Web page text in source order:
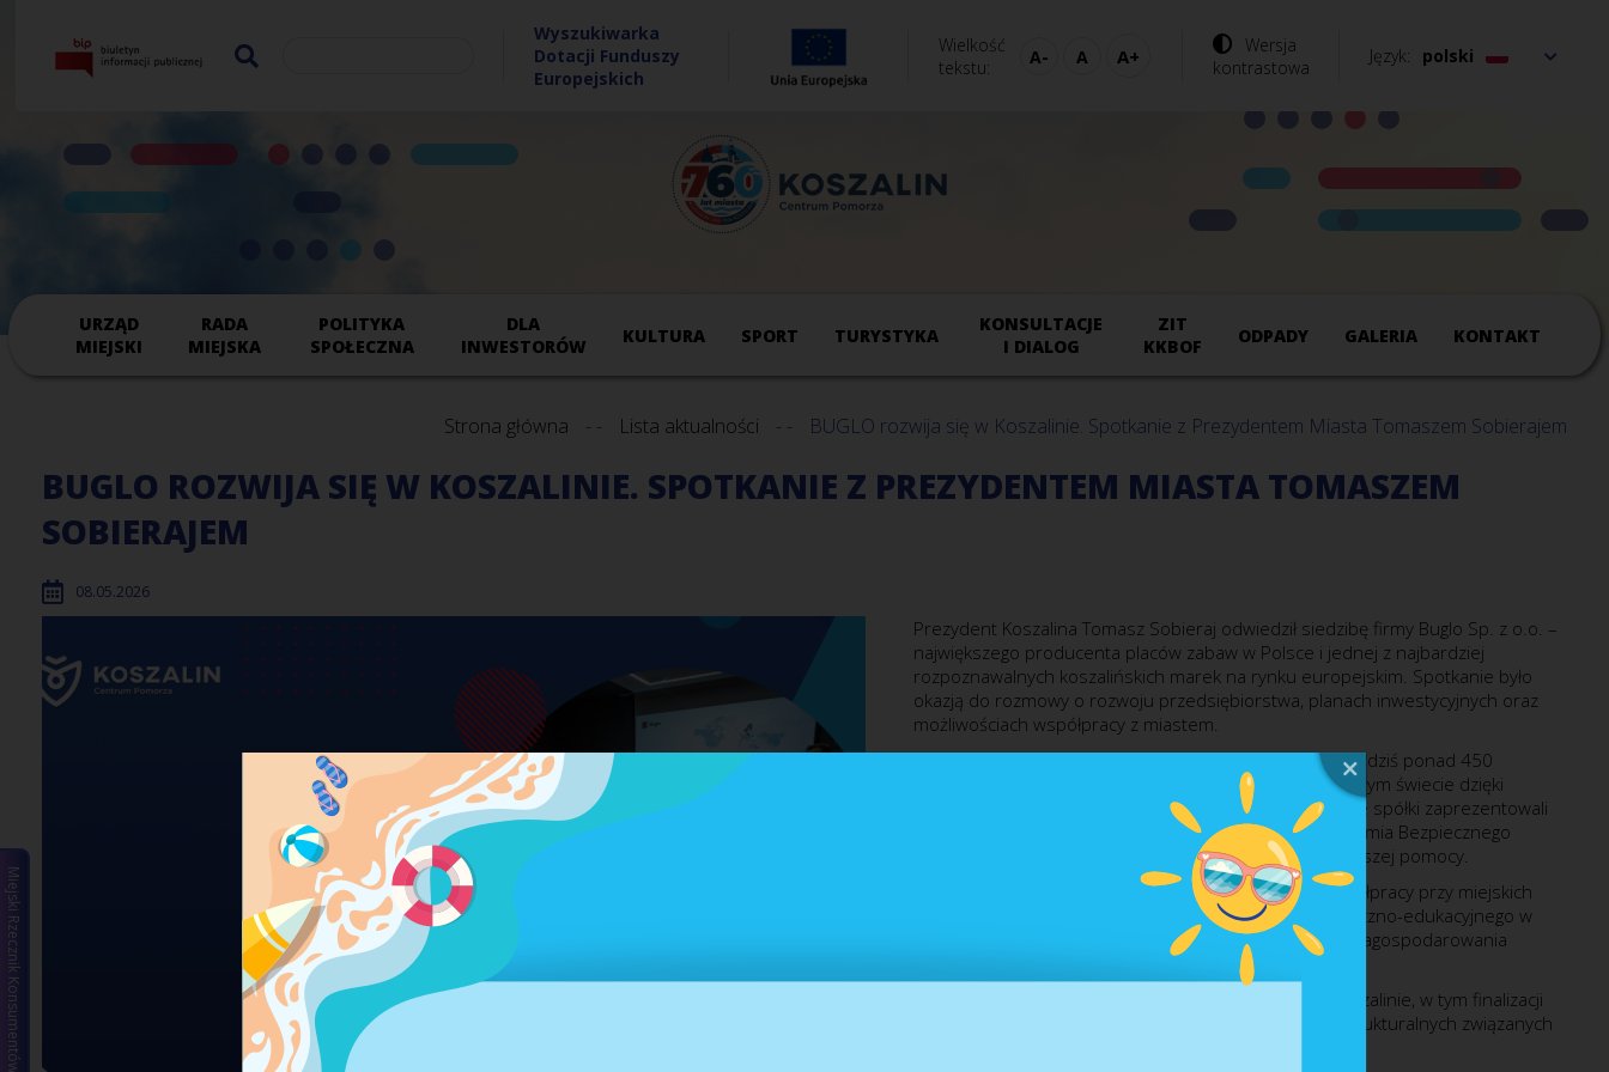
Wyszukiwarka
Dotacji Funduszy
Europejskich
Wielkość
tekstu
Wersja
kontrastowa
Język polski
URZĄD
MIEJSKI
RADA
MIEJSKA
POLITYKA
SPOŁECZNA
DLA
INWESTORÓW
KULTURA SPORT TURYSTYKA
KONSULTACJE
I DIALOG
ZIT
KKBOF
ODPADY GALERIA KONTAKT
Strona główna Lista aktualności BUGLO rozwija się w Koszalinie. Spotkanie z Prezydentem Miasta Tomaszem Sobierajem
BUGLO ROZWIJA SIĘ W KOSZALINIE. SPOTKANIE Z PREZYDENTEM MIASTA TOMASZEM
SOBIERAJEM
08.05.2026
Prezydent Koszalina Tomasz Sobieraj odwiedził siedzibę firmy Buglo Sp. z o.o. –
największego producenta placów zabaw w Polsce i jednej z najbardziej
rozpoznawalnych koszalińskich marek na rynku europejskim. Spotkanie było
okazją do rozmowy o rozwoju przedsiębiorstwa, planach inwestycyjnych oraz
możliwościach współpracy z miastem.
Buglo działa w Koszalinie od 2010 roku. Firma zatrudnia dziś ponad 450
pracowników, a jej produkty trafiają do odbiorców na całym świecie dzięki
współpracy z ponad 90 dystrybutorami. Przedstawiciele spółki zaprezentowali
także działania realizowane w ramach programu „Akademia Bezpiecznego
Dziecka”, obejmującego edukację dzieci z zakresu pierwszej pomocy.
Podczas spotkania omówiono również możliwości współpracy przy miejskich
projektach. Zaprezentowano koncepcję parku sensoryczno-edukacyjnego w
Parku Książąt Pomorskich „B” oraz pomysły dotyczące zagospodarowania
przestrzeni dla młodzieży w rejonie amfiteatru.
Rozmowy dotyczyły także dalszego rozwoju firmy w Koszalinie, w tym finalizacji
przejęcia sąsiedniej nieruchomości oraz kwestii infrastrukturalnych związanych
Miejski Rzecznik Konsumentów